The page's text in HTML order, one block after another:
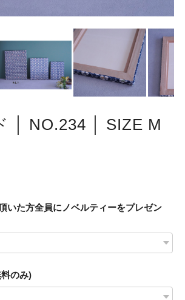
│ NO.234 │ SIZE M
いた方全員にノベルティーをプレゼン
のみ)